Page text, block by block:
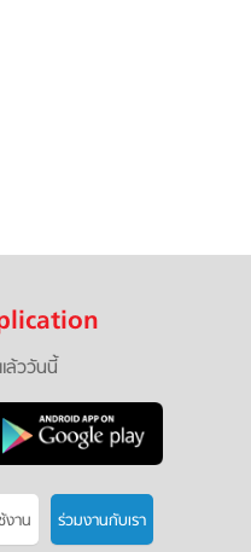
ล้ววันนี้
งาน ร่วมงานกับเรา